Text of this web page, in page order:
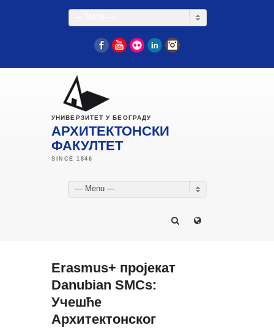
FacebookYouTube
Flickr LinkedIn
УНИВЕРЗИТЕТ У БЕОГРАДУ
АРХИТЕКТОНСКИ
ФАКУЛТЕТ
— Menu —
Erasmus+ пројекат
Danubian SMCs:
Учешће
Архитектонског